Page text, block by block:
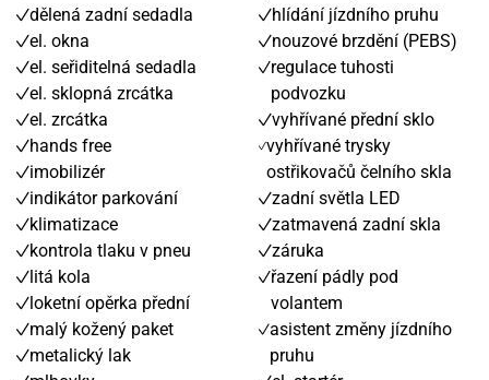
dělená zadní sedadla
el. okna
el. seřiditelná sedadla
el. sklopná zrcátka
el. zrcátka
hands free
imobilizér
indikátor parkování
klimatizace
kontrola tlaku v pneu
litá kola
loketní opěrka přední
malý kožený paket
metalický lak
hlídání jízdního pruhu
nouzové brzdění (PEBS)
regulace tuhosti
podvozku
vyhřívané přední sklo
vyhřívané trysky
ostřikovačů čelního skla
zadní světla LED
zatmavená zadní skla
záruka
řazení pádly pod
volantem
asistent změny jízdního
pruhu